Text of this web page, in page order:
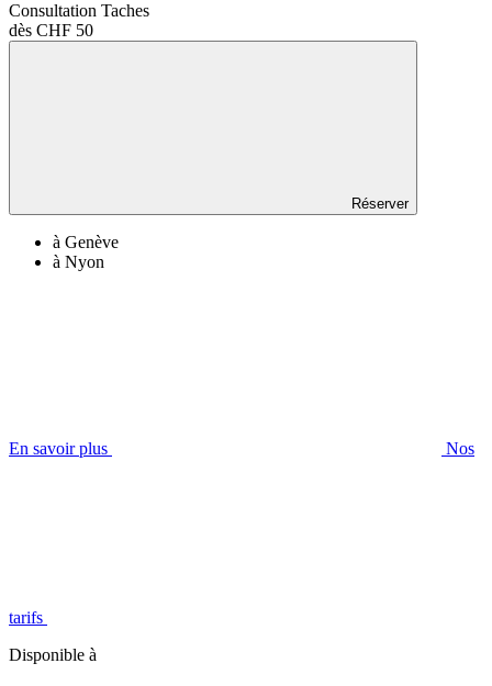
Consultation Taches
dès CHF 50
Réserver
à Genève
à Nyon
En savoir plus Nos
tarifs
Disponible à